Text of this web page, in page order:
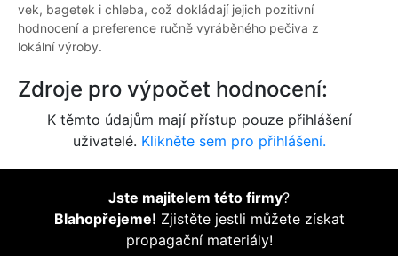
vek, bagetek i chleba, což dokládají jejich pozitivní
hodnocení a preference ručně vyráběného pečiva z
lokální výroby.
Zdroje pro výpočet hodnocení:
K těmto údajům mají přístup pouze přihlášení
uživatelé. Klikněte sem pro přihlášení.
Jste majitelem této firmy?
Blahopřejeme! Zjistěte jestli můžete získat
propagační materiály!